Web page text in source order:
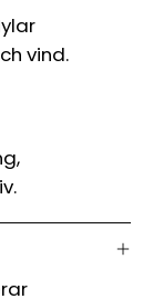
vind.